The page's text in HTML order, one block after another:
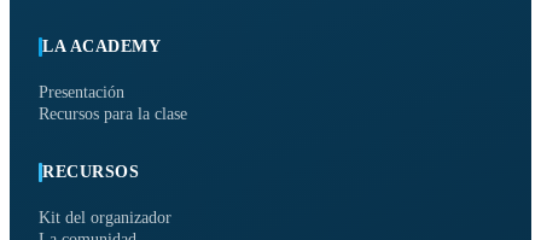
LA ACADEMY
Presentación
Recursos para la clase
RECURSOS
Kit del organizador